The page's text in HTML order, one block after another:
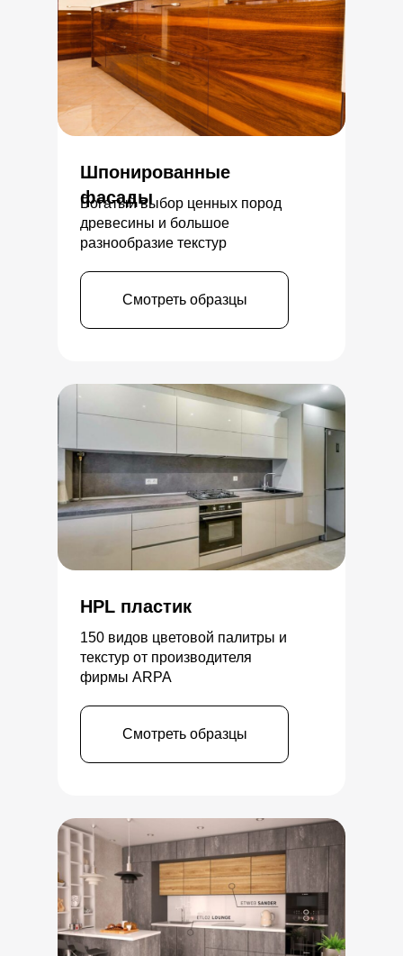
150 видов цветовой палитры и
текстур от производителя
фирмы ARPA
Богатый выбор ценных пород
древесины и большое
разнообразие текстур
HPL пластик
Шпонированные
фасады
Смотреть образцы
Смотреть образцы